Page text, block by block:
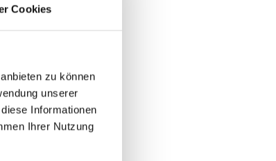
Cookies
zu können
unserer
Informationen
Ihrer Nutzung